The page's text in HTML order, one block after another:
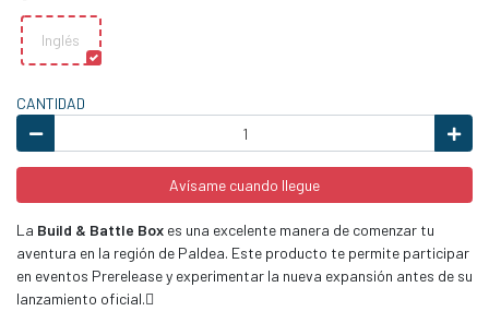
Inglés
CANTIDAD
Avísame cuando llegue
La Build & Battle Box es una excelente manera de comenzar tu
aventura en la región de Paldea. Este producto te permite participar
en eventos Prerelease y experimentar la nueva expansión antes de su
lanzamiento oficial.